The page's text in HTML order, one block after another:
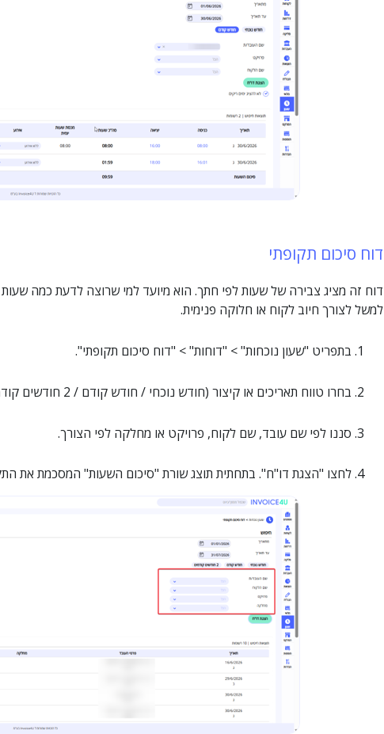
דוח סיכום תקופתי
דוח זה מציג צבירה של שעות לפי חתך. הוא מיועד למי שרוצה לדעת כמה
למשל לצורך חיוב לקוח או חלוקה פנימית.
בתפריט "שעון נוכחות" > "דוחות" > "דוח סיכום תקופתי".
בחרו טווח תאריכים או קיצור (חודש נוכחי / חודש קודם / 2 חודשים קודמים).
סננו לפי שם עובד, שם לקוח, פרויקט או מחלקה לפי הצורך.
לחצו "הצגת דו"ח". בתחתית תוצג שורת "סיכום השעות" המסכמת את